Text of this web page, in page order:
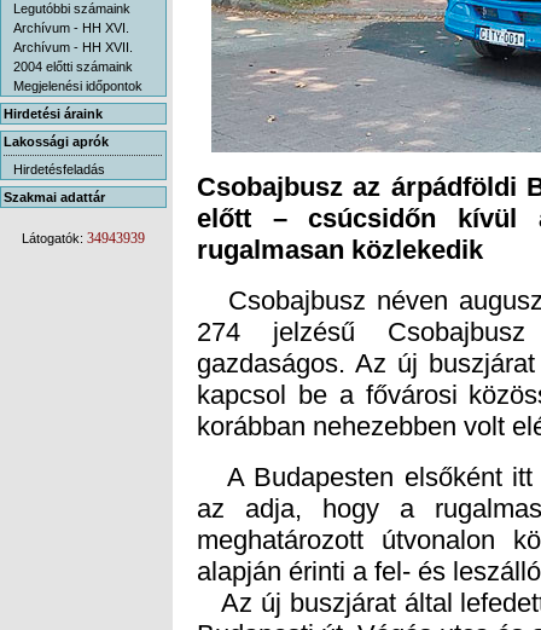
Legutóbbi számaink
Archívum - HH XVI.
Archívum - HH XVII.
2004 előtti számaink
Megjelenési időpontok
Hirdetési áraink
Lakossági aprók
Hirdetésfeladás
Szakmai adattár
Látogatók: 34943939
Csobajbusz az árpádföldi
előtt – csúcsidőn kívül
rugalmasan közlekedik
Csobajbusz néven
274 jelzésű
gazdaságos. Az új
kapcsol be a fővárosi
korábban nehezebben volt
A Budapesten elsőként itt
az adja, hogy a
meghatározott útvonalon
alapján érinti a fel- és
Az új buszjárat által
Budapesti út, Vágás utca
van egy kitérő, amikor a
lévő 31-es busz
meghatározott 13
buszon utazni